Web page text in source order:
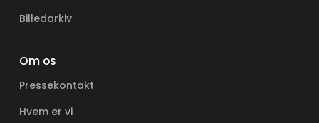
Billedarkiv
Om os
Pressekontakt
Hvem er vi